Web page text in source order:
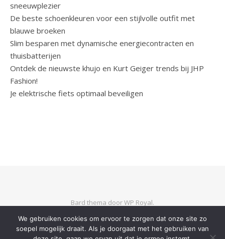
sneeuwplezier
De beste schoenkleuren voor een stijlvolle outfit met
blauwe broeken
Slim besparen met dynamische energiecontracten en
thuisbatterijen
Ontdek de nieuwste khujo en Kurt Geiger trends bij JHP
Fashion!
Je elektrische fiets optimaal beveiligen
Bard thema doorWP Royal.
We gebruiken cookies om ervoor te zorgen dat onze site zo
soepel mogelijk draait. Als je doorgaat met het gebruiken van